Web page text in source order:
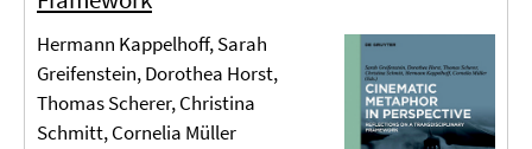
Hermann Kappelhoff, Sarah
Greifenstein, Dorothea Horst,
Thomas Scherer, Christina
Schmitt, Cornelia Müller